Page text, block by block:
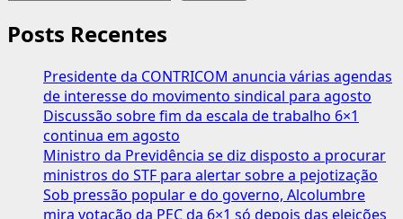
do
Trabalho
cobra
empresas
para
melhorarem
Média
Salarial
Posts Recentes
Presidente da CONTRICOM anuncia várias agendas
de interesse do movimento sindical para agosto
Discussão sobre fim da escala de trabalho 6×1
continua em agosto
Ministro da Previdência se diz disposto a procurar
ministros do STF para alertar sobre a pejotização
Sob pressão popular e do governo, Alcolumbre
mira votação da PEC da 6×1 só depois das eleições